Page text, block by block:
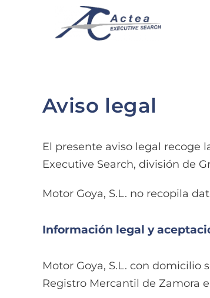
Aviso legal
El presente aviso legal recoge
Executive Search, división de
Motor Goya, S.L. no recopila
Información legal y
Motor Goya, S.L. con domicilio
Registro Mercantil de Zamora